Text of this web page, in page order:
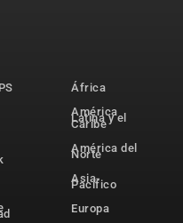
África
América
Latina y el
Caribe
América del
Norte
Asia-
Pacífico
Europa